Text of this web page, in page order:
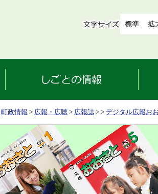
町政情報 > 広報・広聴 > 広報誌 > > デジタル広報お